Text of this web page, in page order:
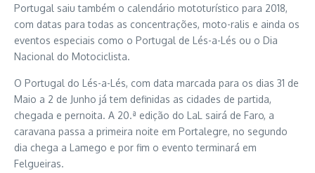
Portugal saiu também o calendário mototurístico para 2018,
com datas para todas as concentrações, moto-ralis e ainda os
eventos especiais como o Portugal de Lés-a-Lés ou o Dia
Nacional do Motociclista.
O Portugal do Lés-a-Lés, com data marcada para os dias 31 de
Maio a 2 de Junho já tem definidas as cidades de partida,
chegada e pernoita. A 20.ª edição do LaL sairá de Faro, a
caravana passa a primeira noite em Portalegre, no segundo
dia chega a Lamego e por fim o evento terminará em
Felgueiras.